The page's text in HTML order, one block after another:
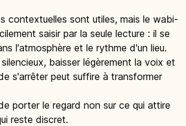
contextuelles sont utiles, mais le wabi-
saisir par la seule lecture : il se
l'atmosphère et le rythme d'un lieu.
baisser légèrement la voix et
s'arrêter peut suffire à transformer
porter le regard non sur ce qui attire
reste discret.